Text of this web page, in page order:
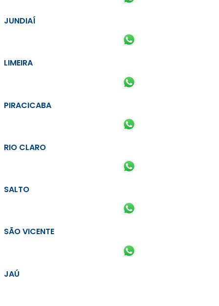
JUNDIAÍ
LIMEIRA
PIRACICABA
RIO CLARO
SALTO
SÃO VICENTE
JAÚ